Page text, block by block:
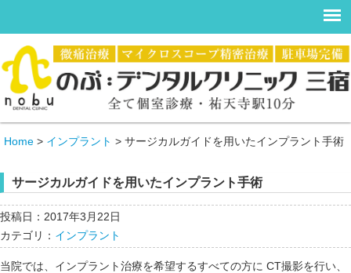
Home > インプラント > サージカルガイドを用いたインプラント手術
サージカルガイドを用いたインプラント手術
投稿日：2017年3月22日
カテゴリ： インプラント
当院では、インプラント治療を希望するすべての方に CT撮影を行い、